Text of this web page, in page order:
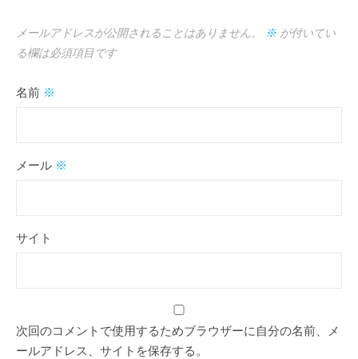
メールアドレスが公開されることはありません。 ※が付いてい
る欄は必須項目です
名前 ※
メール ※
サイト
次回のコメントで使用するためブラウザーに自分の名前、メ
ールアドレス、サイトを保存する。